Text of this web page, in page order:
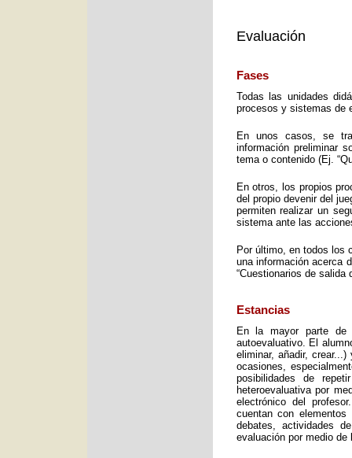
Evaluación
Fases
Todas las unidades
procesos y sistemas de
En unos casos, se
información preliminar
tema o contenido (Ej.
En otros, los propios
del propio devenir del
permiten realizar un
sistema ante las
Por último, en todos los
una información acerca
“Cuestionarios de salida
Estancias
En la mayor parte de
autoevaluativo. El
eliminar, añadir,
ocasiones,
posibilidades de
heteroevaluativa por
electrónico del
cuentan con
debates, actividades
evaluación por medio